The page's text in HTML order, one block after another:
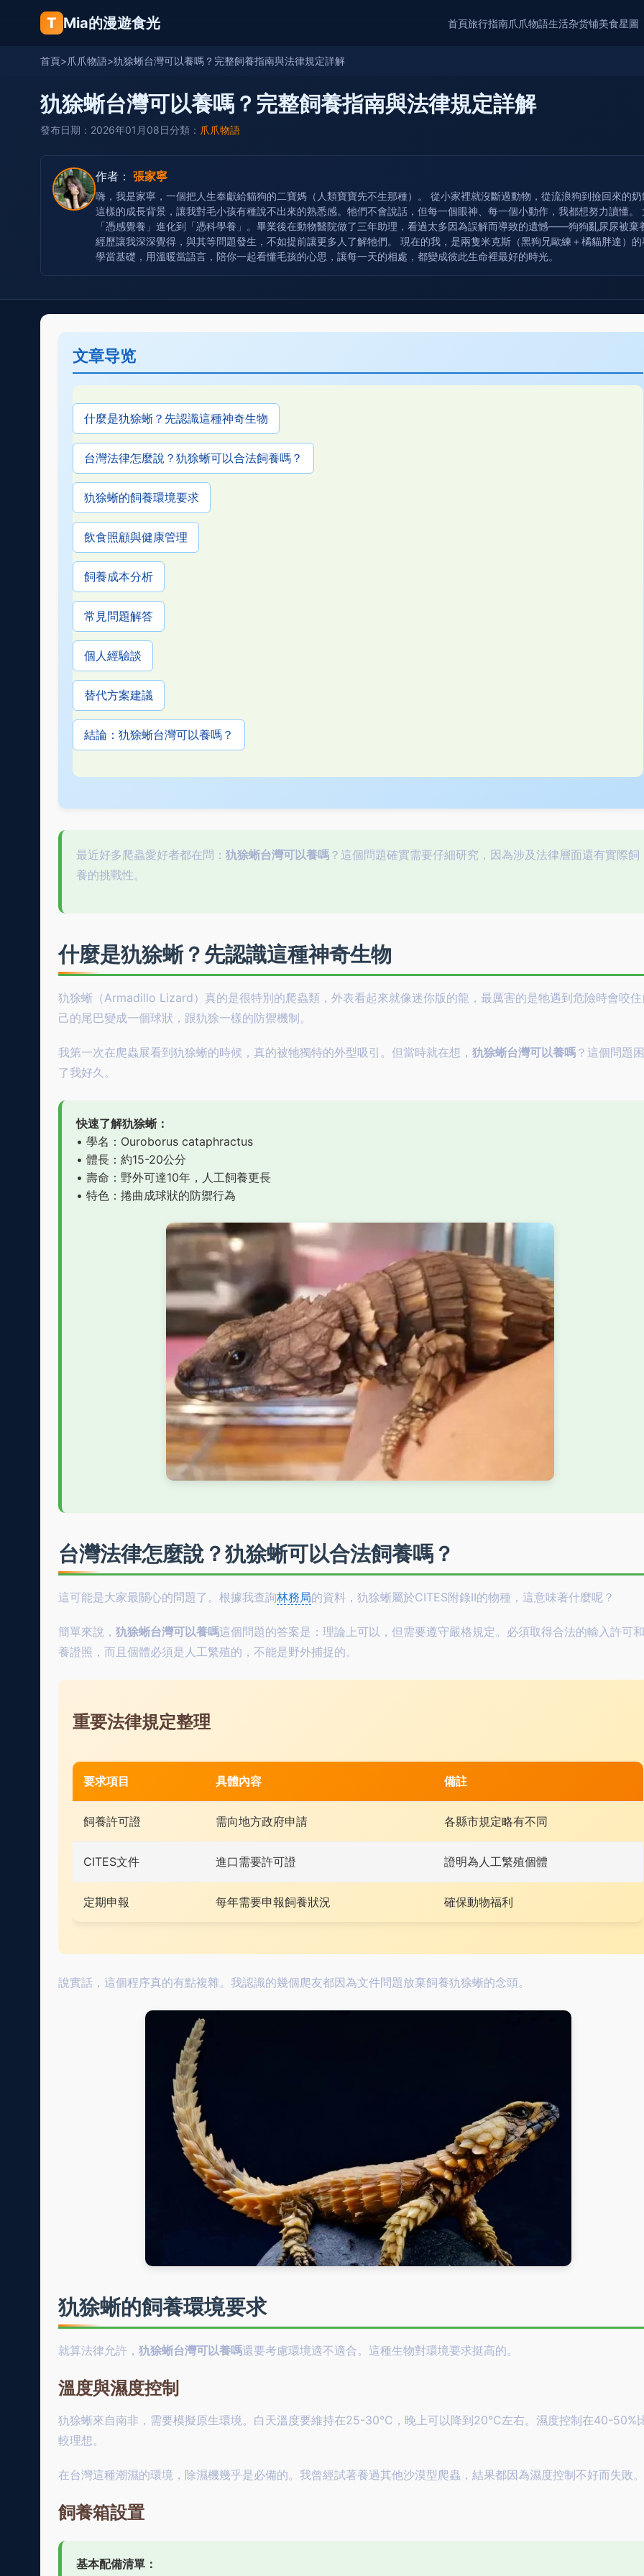
T Mia的漫遊食光 首頁旅行指南爪爪物語生活杂货铺美食星圖
首頁>爪爪物語>犰狳蜥台灣可以養嗎？完整飼養指南與法律規定詳解
犰狳蜥台灣可以養嗎？完整飼養指南與法律規定詳解
發布日期：2026年01月08日分類： 爪爪物語
作者： 張家寧
嗨，我是家寧，一個把人生奉獻給貓狗的二寶媽（人類寶寶先不生那種）。 從小家裡就沒斷過動物，從流浪狗到撿回來的
這樣的成長背景，讓我對毛小孩有種說不出來的熟悉感。牠們不會說話，但每一個眼神、每一個小動作，我都想努力讀懂
「憑感覺養」進化到「憑科學養」。畢業後在動物醫院做了三年助理，看過太多因為誤解而導致的遺憾——狗狗亂尿尿被
經歷讓我深深覺得，與其等問題發生，不如提前讓更多人了解牠們。 現在的我，是兩隻米克斯（黑狗兄歐練＋橘貓胖達）
學當基礎，用溫暖當語言，陪你一起看懂毛孩的心思，讓每一天的相處，都變成彼此生命裡最好的時光。
文章导览
什麼是犰狳蜥？先認識這種神奇生物
台灣法律怎麼說？犰狳蜥可以合法飼養嗎？
犰狳蜥的飼養環境要求
飲食照顧與健康管理
飼養成本分析
常見問題解答
個人經驗談
替代方案建議
結論：犰狳蜥台灣可以養嗎？
最近好多爬蟲愛好者都在問： 犰狳蜥台灣可以養嗎 ？這個問題確實需要仔細研究，因為涉及法律層面還有實際飼
養的挑戰性。
什麼是犰狳蜥？先認識這種神奇生物
犰狳蜥（Armadillo Lizard）真的是很特別的爬蟲類，外表看起來就像迷你版的龍，最厲害的是牠遇到危險時會咬
己的尾巴變成一個球狀，跟犰狳一樣的防禦機制。
我第一次在爬蟲展看到犰狳蜥的時候，真的被牠獨特的外型吸引。但當時就在想， 犰狳蜥台灣可以養嗎 ？這個問題
了我好久。
快速了解犰狳蜥：
• 學名：Ouroborus cataphractus
• 體長：約15-20公分
• 壽命：野外可達10年，人工飼養更長
• 特色：捲曲成球狀的防禦行為
台灣法律怎麼說？犰狳蜥可以合法飼養嗎？
這可能是大家最關心的問題了。根據我查詢林務局的資料，犰狳蜥屬於CITES附錄II的物種，這意味著什麼呢？
簡單來說， 犰狳蜥台灣可以養嗎這個問題的答案是：理論上可以，但需要遵守嚴格規定。必須取得合法的輸入許可
養證照，而且個體必須是人工繁殖的，不能是野外捕捉的。
重要法律規定整理
要求項目 具體內容 備註
飼養許可證 需向地方政府申請 各縣市規定略有不同
CITES文件 進口需要許可證 證明為人工繁殖個體
定期申報 每年需要申報飼養狀況 確保動物福利
說實話，這個程序真的有點複雜。我認識的幾個爬友都因為文件問題放棄飼養犰狳蜥的念頭。
犰狳蜥的飼養環境要求
就算法律允許， 犰狳蜥台灣可以養嗎還要考慮環境適不適合。這種生物對環境要求挺高的。
溫度與濕度控制
犰狳蜥來自南非，需要模擬原生環境。白天溫度要維持在25-30°C，晚上可以降到20°C左右。濕度控制在40-50%
較理想。
在台灣這種潮濕的環境，除濕機幾乎是必備的。我曾經試著養過其他沙漠型爬蟲，結果都因為濕度控制不好而失敗。
飼養箱設置
基本配備清單：